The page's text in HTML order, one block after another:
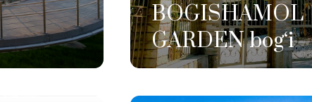
BOGISHAMOL
GARDEN bog‘i